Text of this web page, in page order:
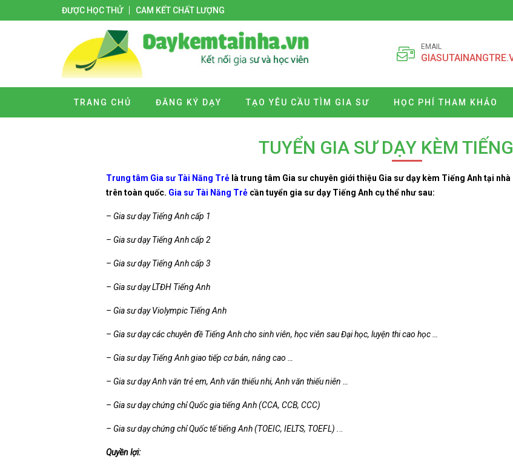
ĐƯỢC HỌC THỬ CAM KẾT CHẤT LƯỢNG
EMAIL
TRANG CHỦ ĐĂNG KÝ DẠY TẠO YÊU CẦU TÌM GIA SƯ HỌC PHÍ THAM KHẢO
TUYỂN GIA SƯ DẠY KÈM
Trung tâm Gia sư Tài Năng Trẻ là trung tâm Gia sư chuyên giới thiệu Gia sư dạy kèm Tiếng Anh tại
trên toàn quốc. Gia sư Tài Năng Trẻ cần tuyển gia sư dạy Tiếng Anh cụ thể như sau:
– Gia sư dạy Tiếng Anh cấp 1
– Gia sư dạy Tiếng Anh cấp 2
– Gia sư dạy Tiếng Anh cấp 3
– Gia sư dạy LTĐH Tiếng Anh
– Gia sư dạy Violympic Tiếng Anh
– Gia sư dạy các chuyên đề Tiếng Anh cho sinh viên, học viên sau Đại học, luyện thi cao học …
– Gia sư dạy Tiếng Anh giao tiếp cơ bản, nâng cao …
– Gia sư dạy Anh văn trẻ em, Anh văn thiếu nhi, Anh văn thiếu niên …
– Gia sư dạy chứng chỉ Quốc gia tiếng Anh (CCA, CCB, CCC)
– Gia sư dạy chứng chỉ Quốc tế tiếng Anh (TOEIC, IELTS, TOEFL) .
Quyền lợi: